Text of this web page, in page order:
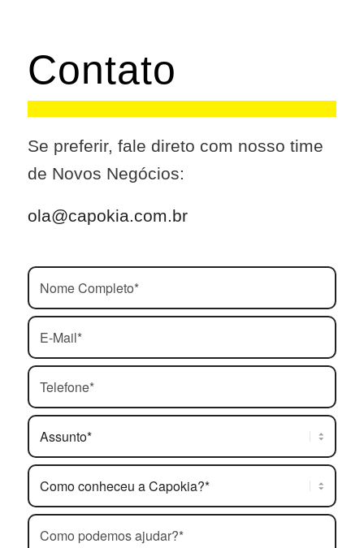
Contato
Se preferir, fale direto com nosso time
de Novos Negócios:
ola@capokia.com.br